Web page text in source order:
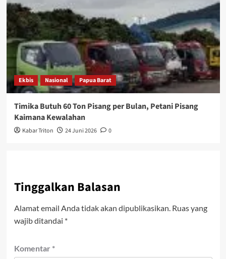
Ekbis Nasional Papua Barat
Timika Butuh 60 Ton Pisang per Bulan, Petani Pisang
Kaimana Kewalahan
Kabar Triton 24 Juni 2026 0
Tinggalkan Balasan
Alamat email Anda tidak akan dipublikasikan. Ruas yang
wajib ditandai *
Komentar *